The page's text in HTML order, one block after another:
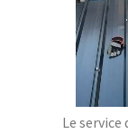
Le